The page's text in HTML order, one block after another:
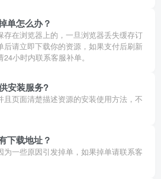
单怎么办？
存在浏览器上的，一旦浏览器丢失缓存订
后请立即下载你的资源，如果支付后刷新
小时内联系客服补单。
安装服务?
且页面清楚描述资源的安装使用方法，不
下载地址？
为一些原因引发掉单，如果掉单请联系客